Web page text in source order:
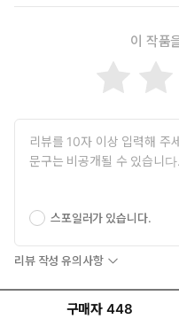
이 작품
스포일러가 있습니다.
리뷰 작성 유의사항
구매자 448